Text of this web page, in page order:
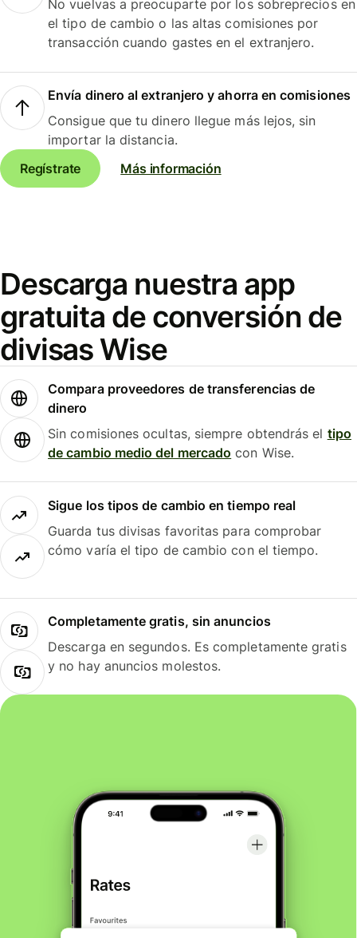
No vuelvas a preocuparte por los sobreprecios en
el tipo de cambio o las altas comisiones por
transacción cuando gastes en el extranjero.
Envía dinero al extranjero y ahorra en comisiones
Consigue que tu dinero llegue más lejos, sin
importar la distancia.
Regístrate
Más información
Descarga nuestra app
gratuita de conversión de
divisas Wise
Compara proveedores de transferencias de
dinero
Sin comisiones ocultas, siempre obtendrás el tipo
de cambio medio del mercado con Wise.
Sigue los tipos de cambio en tiempo real
Guarda tus divisas favoritas para comprobar
cómo varía el tipo de cambio con el tiempo.
Completamente gratis, sin anuncios
Descarga en segundos. Es completamente gratis
y no hay anuncios molestos.